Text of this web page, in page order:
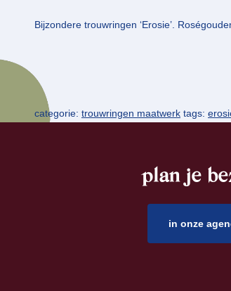
Bijzondere trouwringen ‘Erosie’.
categorie: trouwringen maatwerk tags:
plan je
in onze